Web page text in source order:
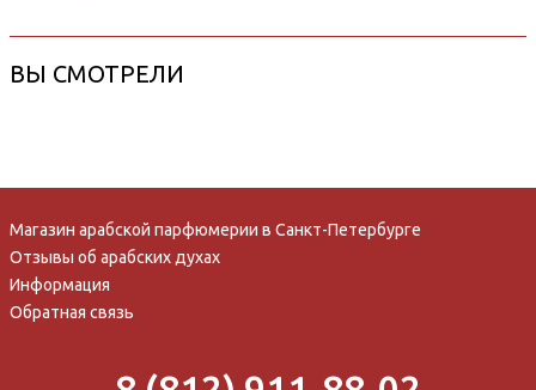
ВЫ СМОТРЕЛИ
Магазин арабской парфюмерии в Санкт-Петербурге
Отзывы об арабских духах
Информация
Обратная связь